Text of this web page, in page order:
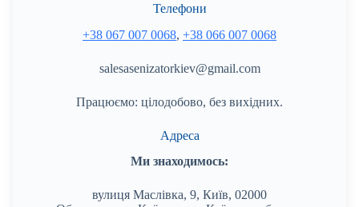
Телефони
+38 067 007 0068, +38 066 007 0068
salesasenizatorkiev@gmail.com
Працюємо: цілодобово, без вихідних.
Адреса
Ми знаходимось:
вулиця Маслівка, 9, Київ, 02000